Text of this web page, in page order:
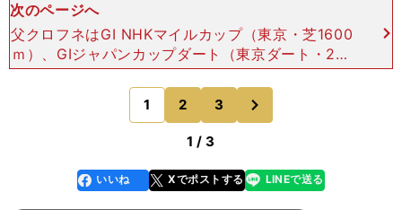
次のページへ
父クロフネはGI NHKマイルカップ（東京・芝1600
ｍ）、GIジャパンカップダート（東京ダート・210
0ｍ）の勝ち馬で、ダートではジャパンカップダー
トとGIII武蔵野ステークス（東京ダート1600ｍ
1 2 3
1 / 3
faceboo
k
いいね Xでポストする
line LINEで送る